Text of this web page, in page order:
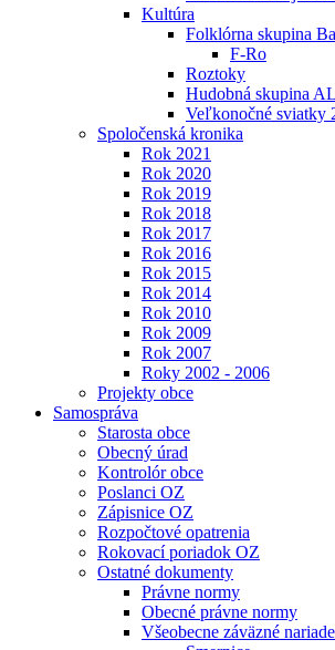
Kultúra
Folklórna skupina
F-Ro
Roztoky
Hudobná skupina
Veľkonočné sviatky
Spoločenská kronika
Rok 2021
Rok 2020
Rok 2019
Rok 2018
Rok 2017
Rok 2016
Rok 2015
Rok 2014
Rok 2010
Rok 2009
Rok 2007
Roky 2002 - 2006
Projekty obce
Samospráva
Starosta obce
Obecný úrad
Kontrolór obce
Poslanci OZ
Zápisnice OZ
Rozpočtové opatrenia
Rokovací poriadok OZ
Ostatné dokumenty
Právne normy
Obecné právne normy
Všeobecne záväzné